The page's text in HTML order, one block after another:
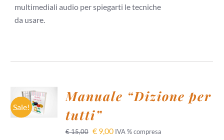
multimediali audio per spiegarti le tecniche
da usare.
Sale!
AL
CARRELLO
/
Manuale “Dizione per
tutti”
€15,00 €9,00 IVA % compresa